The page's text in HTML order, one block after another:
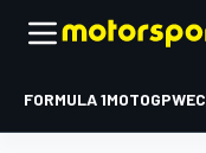
FORMULA 1MOTOGPWEC